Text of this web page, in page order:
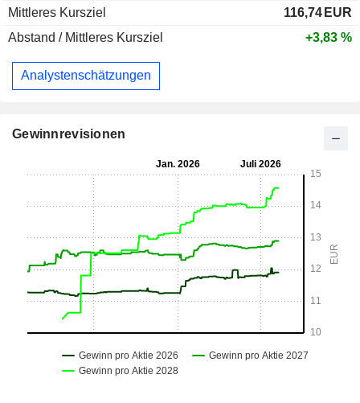
Mittleres Kursziel
116,74 EUR
Abstand / Mittleres Kursziel
+3,83 %
Analystenschätzungen
Gewinnrevisionen